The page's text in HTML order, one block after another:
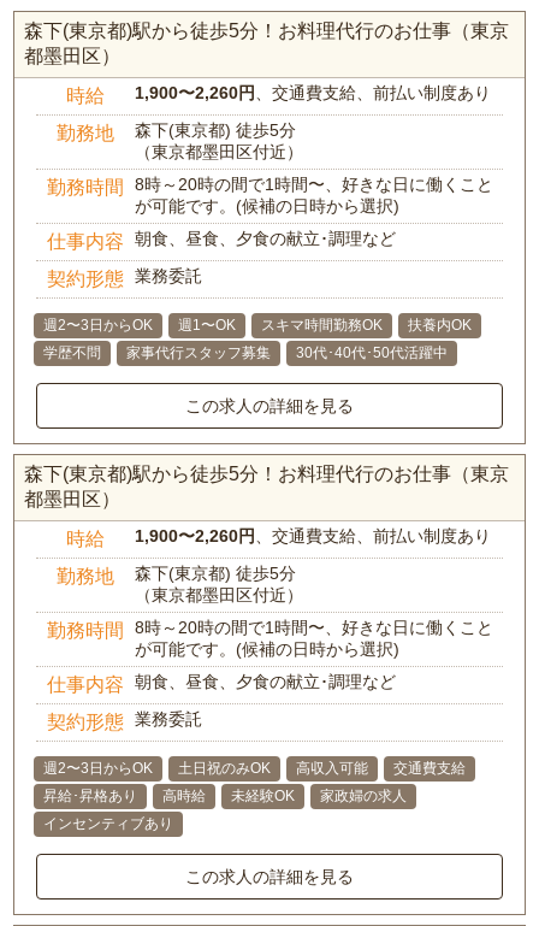
森下(東京都)駅から徒歩5分！お料理代行のお仕事（東京
都墨田区）
時給 1,900〜2,260円 、交通費支給、前払い制度あり
勤務地
森下(東京都) 徒歩5分
（東京都墨田区付近）
勤務時間
8時～20時の間で1時間〜、好きな日に働くこと
が可能です。(候補の日時から選択)
仕事内容 朝食、昼食、夕食の献立･調理など
契約形態 業務委託
週2〜3日からOK 週1〜OK スキマ時間勤務OK
扶養内OK
学歴不問
家事代行スタッフ募集 30代･40代･50代活躍中
この求人の詳細を見る
森下(東京都)駅から徒歩5分！お料理代行のお仕事（東京
都墨田区）
時給 1,900〜2,260円 、交通費支給、前払い制度あり
勤務地
森下(東京都) 徒歩5分
（東京都墨田区付近）
勤務時間
8時～20時の間で1時間〜、好きな日に働くこと
が可能です。(候補の日時から選択)
仕事内容 朝食、昼食、夕食の献立･調理など
契約形態 業務委託
週2〜3日からOK 土日祝のみOK 高収入可能
交通費支給
昇給･昇格あり
高時給 未経験OK
家政婦の求人
インセンティブあり
この求人の詳細を見る